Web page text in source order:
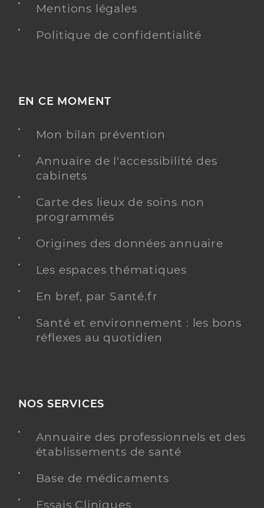
Mentions légales
Politique de confidentialité
EN CE MOMENT
Mon bilan prévention
Annuaire de l'accessibilité des
cabinets
Carte des lieux de soins non
programmés
Origines des données annuaire
Les espaces thématiques
En bref, par Santé.fr
Santé et environnement : les bons
réflexes au quotidien
NOS SERVICES
Annuaire des professionnels et des
établissements de santé
Base de médicaments
Essais Cliniques